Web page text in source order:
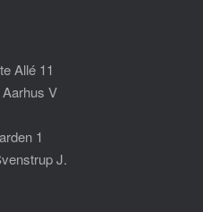
Allé 11
V
1
J.